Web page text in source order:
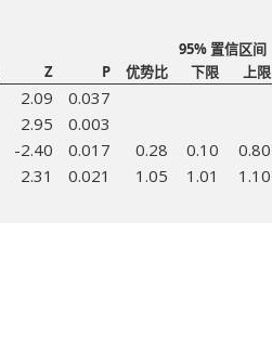
95% 置信区间
Z P 优势比 下限 上限
2.09
0.037
2.95
0.003
-2.40 0.017 0.28 0.10
0.80
2.31 0.021 1.05 1.01 1.10